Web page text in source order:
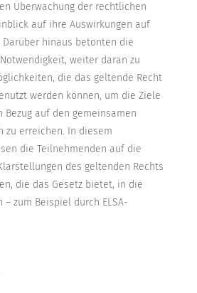
Überwachung der rechtlichen
auf ihre Auswirkungen auf
Darüber hinaus betonten die
weiter daran zu
die das geltende Recht
werden können, um die Ziele
Bezug auf den gemeinsamen
zu erreichen. In diesem
die Teilnehmenden auf die
des geltenden Rechts
die das Gesetz bietet, in die
– zum Beispiel durch ELSA-